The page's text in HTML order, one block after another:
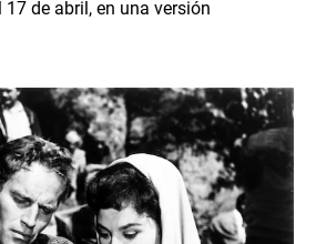
de abril, en una versión